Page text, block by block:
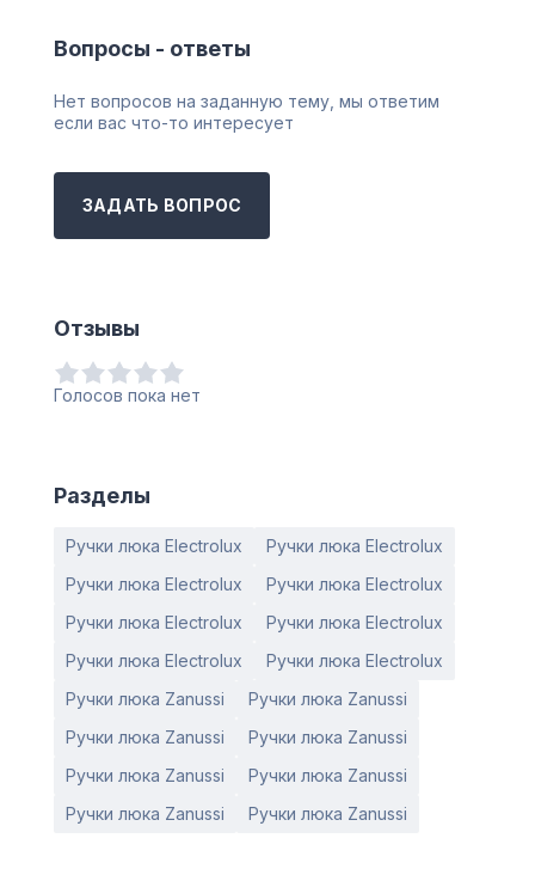
Вопросы - ответы
Нет вопросов на заданную тему, мы ответим
если вас что-то интересует
ЗАДАТЬ ВОПРОС
Отзывы
Голосов пока нет
Разделы
Ручки люка Electrolux
Ручки люка Electrolux
Ручки люка Electrolux
Ручки люка Electrolux
Ручки люка Electrolux
Ручки люка Electrolux
Ручки люка Electrolux
Ручки люка Electrolux
Ручки люка Zanussi
Ручки люка Zanussi
Ручки люка Zanussi
Ручки люка Zanussi
Ручки люка Zanussi
Ручки люка Zanussi
Ручки люка Zanussi
Ручки люка Zanussi